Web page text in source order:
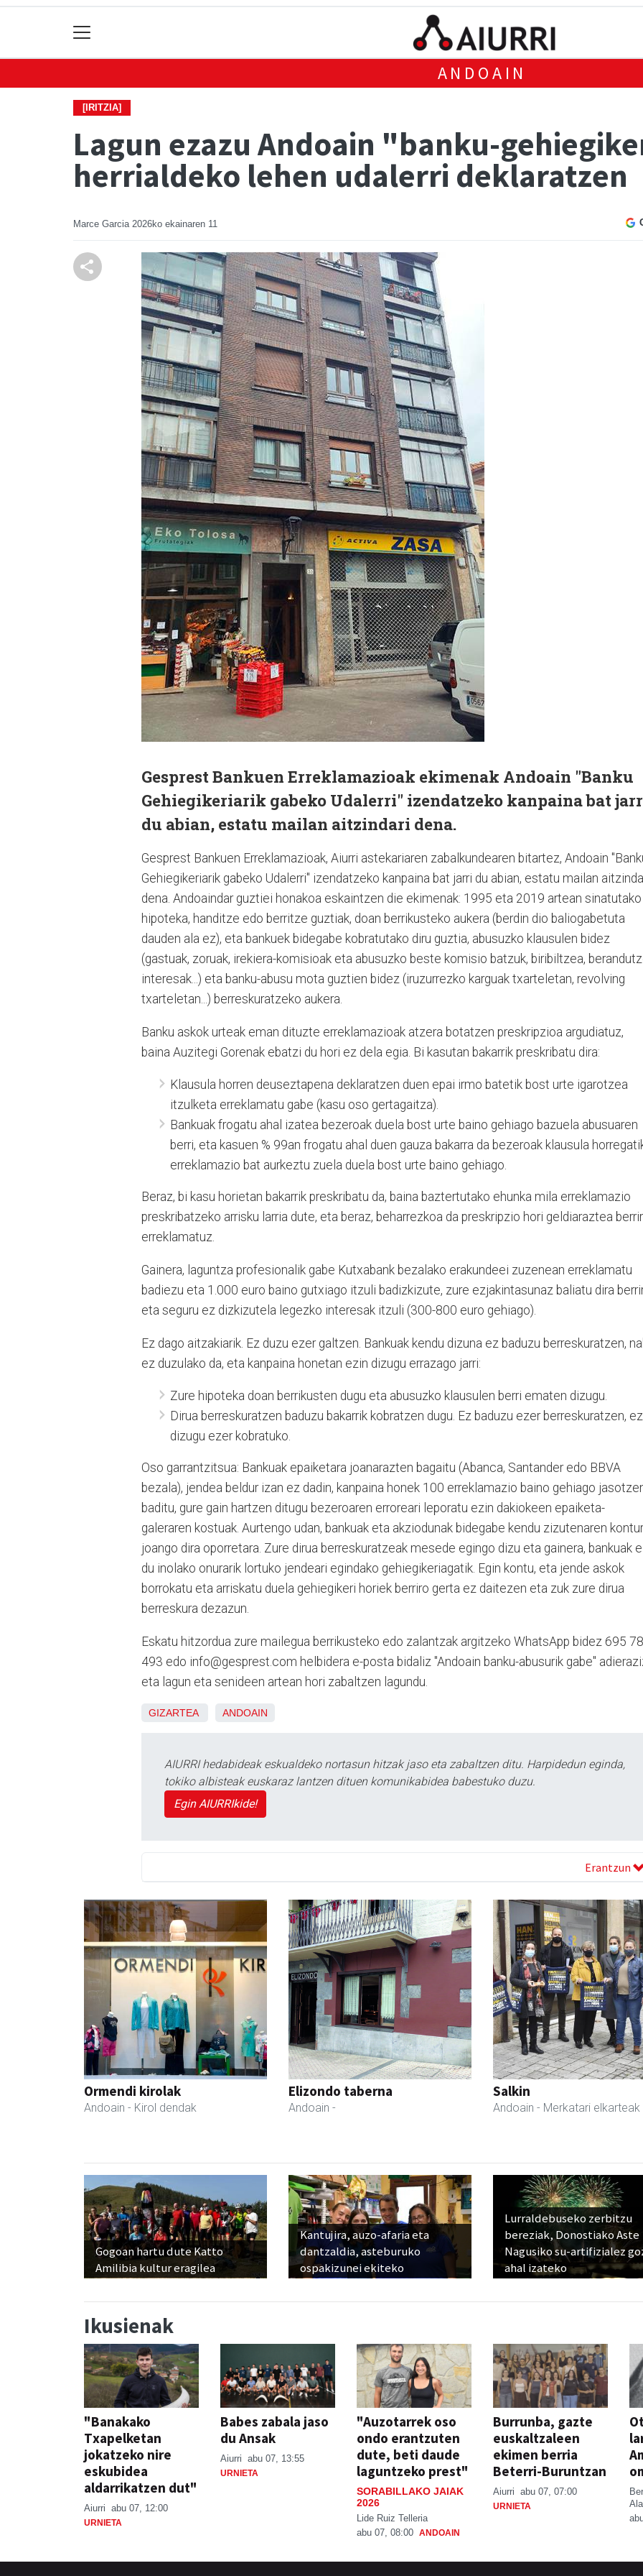
ANDOAIN
[IRITZIA]
Lagun ezazu Andoain "banku-
herrialdeko lehen udalerri deklaratzen
Marce Garcia 2026ko ekainaren 11
Gesprest Bankuen Erreklamazioak ekimenak Andoain "Banku
Gehiegikeriarik gabeko Udalerri" izendatzeko kanpaina bat
du abian, estatu mailan aitzindari dena.
Gesprest Bankuen Erreklamazioak, Aiurri astekariaren zabalkundearen bitartez, Andoain
Gehiegikeriarik gabeko Udalerri" izendatzeko kanpaina bat jarri du abian, estatu mailan
dena. Andoaindar guztiei honakoa eskaintzen die ekimenak: 1995 eta 2019 artean sinatutako
hipoteka, handitze edo berritze guztiak, doan berrikusteko aukera (berdin dio baliogabetuta
dauden ala ez), eta bankuek bidegabe kobratutako diru guztia, abusuzko klausulen bidez
(gastuak, zoruak, irekiera-komisioak eta abusuzko beste komisio batzuk, biribiltzea,
interesak...) eta banku-abusu mota guztien bidez (iruzurrezko karguak txarteletan, revolving
txarteletan...) berreskuratzeko aukera.
Banku askok urteak eman dituzte erreklamazioak atzera botatzen preskripzioa argudiatuz,
baina Auzitegi Gorenak ebatzi du hori ez dela egia. Bi kasutan bakarrik preskribatu dira:
Klausula horren deuseztapena deklaratzen duen epai irmo batetik bost urte igarotzea
itzulketa erreklamatu gabe (kasu oso gertagaitza).
Bankuak frogatu ahal izatea bezeroak duela bost urte baino gehiago bazuela abusuaren
berri, eta kasuen % 99an frogatu ahal duen gauza bakarra da bezeroak klausula
erreklamazio bat aurkeztu zuela duela bost urte baino gehiago.
Beraz, bi kasu horietan bakarrik preskribatu da, baina baztertutako ehunka mila erreklamazio
preskribatzeko arrisku larria dute, eta beraz, beharrezkoa da preskripzio hori geldiaraztea
erreklamatuz.
Gainera, laguntza profesionalik gabe Kutxabank bezalako erakundeei zuzenean erreklamatu
badiezu eta 1.000 euro baino gutxiago itzuli badizkizute, zure ezjakintasunaz baliatu dira
eta seguru ez dizkizutela legezko interesak itzuli (300-800 euro gehiago).
Ez dago aitzakiarik. Ez duzu ezer galtzen. Bankuak kendu dizuna ez baduzu berreskuratzen,
ez duzulako da, eta kanpaina honetan ezin dizugu errazago jarri:
Zure hipoteka doan berrikusten dugu eta abusuzko klausulen berri ematen dizugu.
Dirua berreskuratzen baduzu bakarrik kobratzen dugu. Ez baduzu ezer berreskuratzen, ez
dizugu ezer kobratuko.
Oso garrantzitsua: Bankuak epaiketara joanarazten bagaitu (Abanca, Santander edo BBVA
bezala), jendea beldur izan ez dadin, kanpaina honek 100 erreklamazio baino gehiago
baditu, gure gain hartzen ditugu bezeroaren erroreari leporatu ezin dakiokeen epaiketa-
galeraren kostuak. Aurtengo udan, bankuak eta akziodunak bidegabe kendu zizutenaren
joango dira oporretara. Zure dirua berreskuratzeak mesede egingo dizu eta gainera, bankuak
du inolako onurarik lortuko jendeari egindako gehiegikeriagatik. Egin kontu, eta jende askok
borrokatu eta arriskatu duela gehiegikeri horiek berriro gerta ez daitezen eta zuk zure dirua
berreskura dezazun.
Eskatu hitzordua zure mailegua berrikusteko edo zalantzak argitzeko WhatsApp bidez 695
493 edo info@gesprest.com helbidera e-posta bidaliz "Andoain banku-abusurik gabe"
eta lagun eta senideen artean hori zabaltzen lagundu.
GIZARTEA ANDOAIN
AIURRI hedabideak eskualdeko nortasun hitzak jaso eta zabaltzen ditu. Harpidedun eginda,
tokiko albisteak euskaraz lantzen dituen komunikabidea babestuko duzu.
Egin AIURRIkide!
Erantzun
Ormendi kirolak
Andoain - Kirol dendak
Elizondo taberna
Andoain -
Salkin
Andoain - Merkatari elkarteak
Gogoan hartu dute Katto
Amilibia kultur eragilea
Kantujira, auzo-afaria eta
dantzaldia, asteburuko
ospakizunei ekiteko
Lurraldebuseko zerbitzu
bereziak, Donostiako Aste
Nagusiko su-artifizialez
ahal izateko
Ikusienak
"Banakako
Txapelketan
jokatzeko nire
eskubidea
aldarrikatzen dut"
Aiurri abu 07, 12:00
URNIETA
Babes zabala jaso
du Ansak
Aiurri abu 07, 13:55
URNIETA
"Auzotarrek oso
ondo erantzuten
dute, beti daude
laguntzeko prest"
SORABILLAKO JAIAK
2026
Lide Ruiz Telleria
abu 07, 08:00 ANDOAIN
Burrunba, gazte
euskaltzaleen
ekimen berria
Beterri-Buruntzan
Aiurri abu 07, 07:00
URNIETA